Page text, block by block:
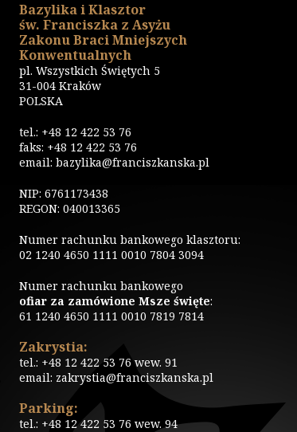
Bazylika i Klasztor
św. Franciszka z Asyżu
Zakonu Braci Mniejszych
Konwentualnych
pl. Wszystkich Świętych 5
31-004 Kraków
POLSKA
tel.: +48 12 422 53 76
faks: +48 12 422 53 76
email: bazylika@franciszkanska.pl
NIP: 6761173438
REGON: 040013365
Numer rachunku bankowego klasztoru:
02 1240 4650 1111 0010 7804 3094
Numer rachunku bankowego
ofiar za zamówione Msze święte:
61 1240 4650 1111 0010 7819 7814
Zakrystia:
tel.: +48 12 422 53 76 wew. 91
email: zakrystia@franciszkanska.pl
Parking:
tel.: +48 12 422 53 76 wew. 94